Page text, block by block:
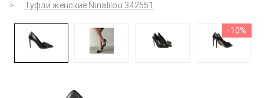
Туфли женские Ninalilou 342551
-10%